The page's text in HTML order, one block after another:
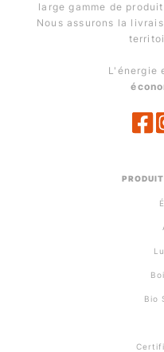
large gamme de
Nous assurons la
L'énergie
Bio